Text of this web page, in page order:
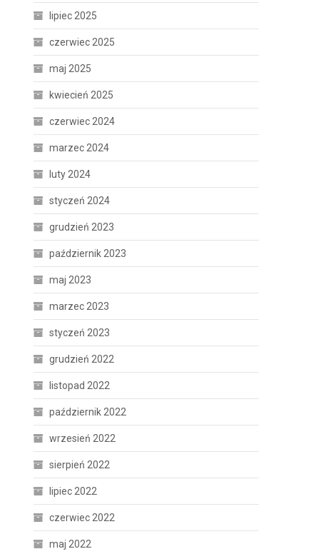
lipiec 2025
czerwiec 2025
maj 2025
kwiecień 2025
czerwiec 2024
marzec 2024
luty 2024
styczeń 2024
grudzień 2023
październik 2023
maj 2023
marzec 2023
styczeń 2023
grudzień 2022
listopad 2022
październik 2022
wrzesień 2022
sierpień 2022
lipiec 2022
czerwiec 2022
maj 2022